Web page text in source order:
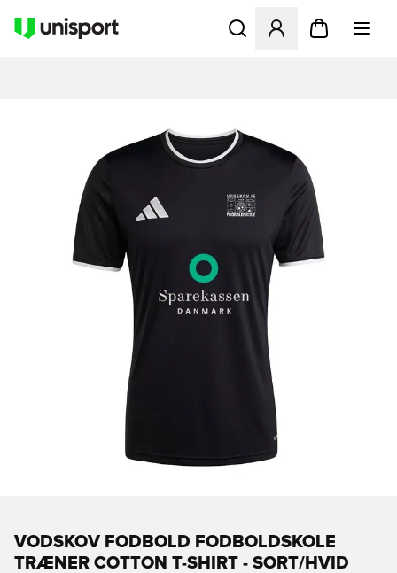
Åbner en Modal til at
VODSKOV FODBOLD FODBOLDSKOLE
TRÆNER COTTON T-SHIRT - SORT/HVID